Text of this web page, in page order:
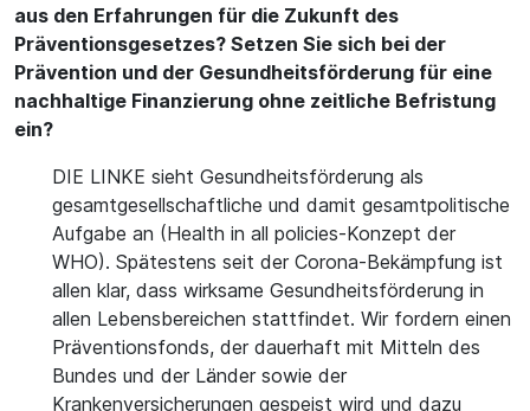
aus den Erfahrungen für die Zukunft des
Präventionsgesetzes? Setzen Sie sich bei der
Prävention und der Gesundheitsförderung für eine
nachhaltige Finanzierung ohne zeitliche Befristung
ein?
DIE LINKE sieht Gesundheitsförderung als
gesamtgesellschaftliche und damit gesamtpolitische
Aufgabe an (Health in all policies-Konzept der
WHO). Spätestens seit der Corona-Bekämpfung ist
allen klar, dass wirksame Gesundheitsförderung in
allen Lebensbereichen stattfindet. Wir fordern einen
Präventionsfonds, der dauerhaft mit Mitteln des
Bundes und der Länder sowie der
Krankenversicherungen gespeist wird und dazu